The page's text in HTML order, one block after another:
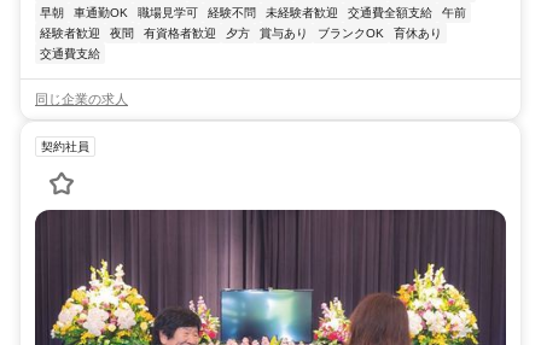
早朝
車通勤OK 職場見学可 経験不問 未経験者歓迎 交通費全額支給
午前
経験者歓迎
夜間 有資格者歓迎 夕方 賞与あり ブランクOK
育休あり
交通費支給
同じ企業の求人
契約社員